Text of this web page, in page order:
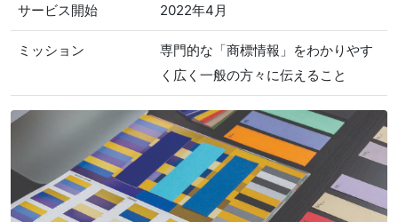
サービス開始 2022年4月
ミッション
専門的な「商標情報」をわかりやす
く広く一般の方々に伝えること